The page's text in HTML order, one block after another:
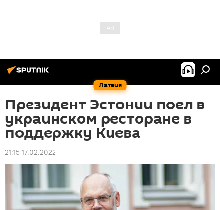
Латвия
Президент Эстонии поел в
украинском ресторане в
поддержку Киева
21:15 17.02.2022